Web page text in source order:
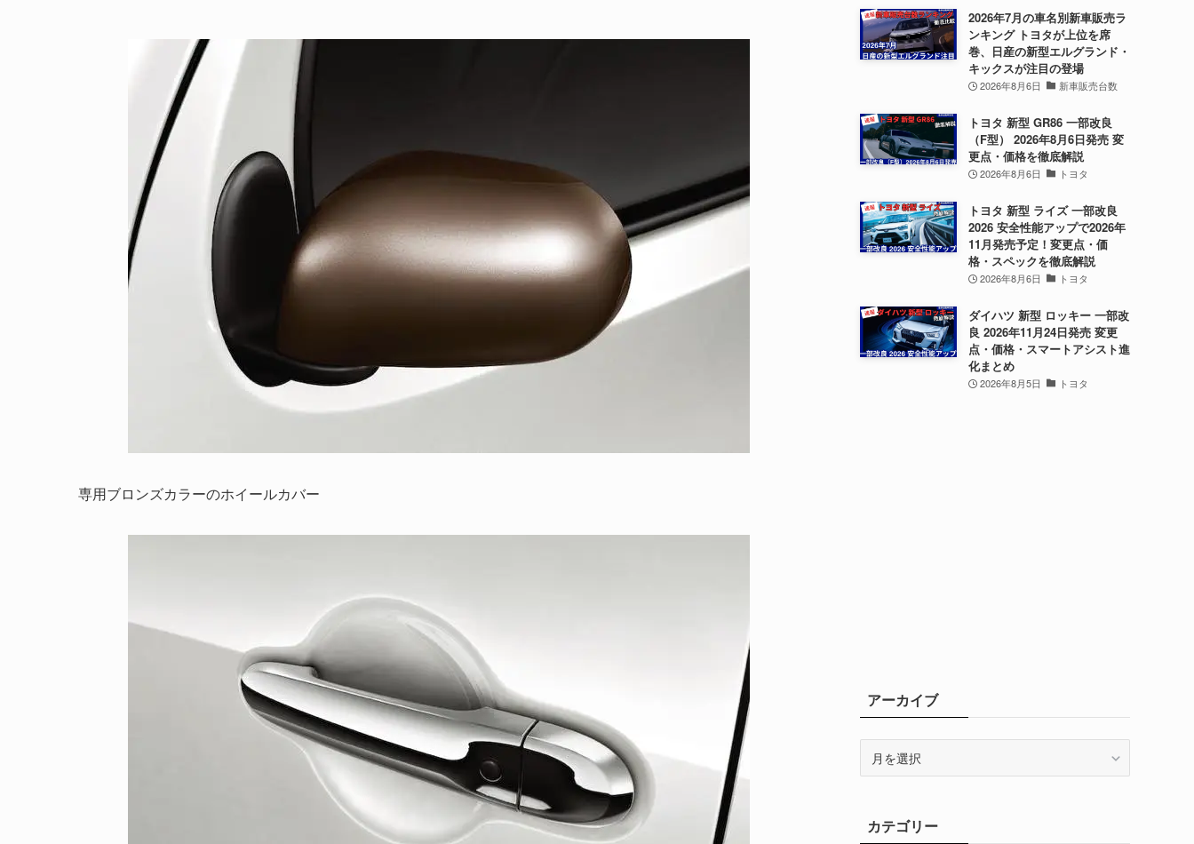
専用ブロンズカラーのホイールカバー
2026年7月の車名別新車販売ラ
ンキング トヨタが上位を席
巻、日産の新型エルグランド・
キックスが注目の登場
2026年8月6日 新車販売台数
トヨタ 新型 GR86 一部改良
（F型） 2026年8月6日発売 変
更点・価格を徹底解説
2026年8月6日 トヨタ
トヨタ 新型 ライズ 一部改良
2026 安全性能アップで2026年
11月発売予定！変更点・価
格・スペックを徹底解説
2026年8月6日 トヨタ
ダイハツ 新型 ロッキー 一部改
良 2026年11月24日発売 変更
点・価格・スマートアシスト進
化まとめ
2026年8月5日 トヨタ
アーカイブ
ブカテゴリー